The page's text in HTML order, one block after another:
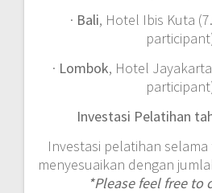
· Bali, Hotel Ibis Kuta
· Lombok, Hotel
Investasi Pelatihan
Investasi pelatihan
menyesuaikan dengan
*Please feel free to